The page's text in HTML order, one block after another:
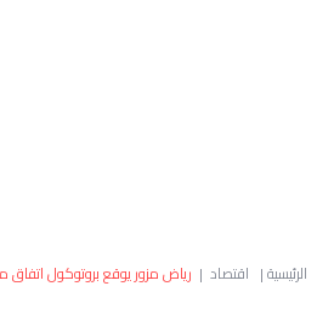
العالم الرئيسية| اقتصاد | رياض مزور يوقع بروتوكول اتفاق